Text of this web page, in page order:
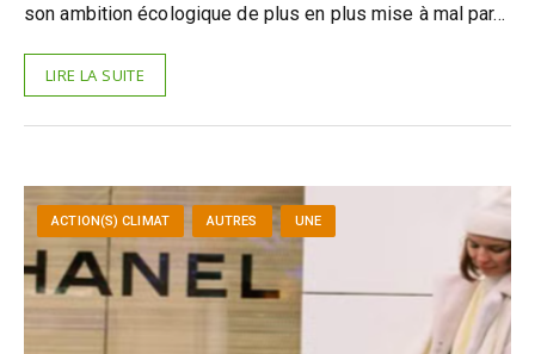
son ambition écologique de plus en plus mise à mal par…
LIRE LA SUITE
ACTION(S) CLIMAT AUTRES UNE